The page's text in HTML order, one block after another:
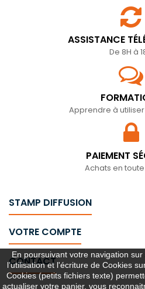
En poursuivant votre navigation
l’utilisation et l'écriture de Cookies
Cookies (petits fichiers texte)
actualiser votre panier, vous
ASSISTANCE
De 8H à
Apprendre à
PAIEMENT
Achats en
STAMP DIFFUSION
VOTRE COMPTE
CONTACT